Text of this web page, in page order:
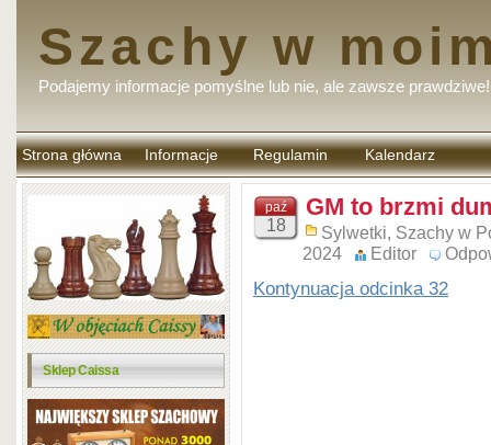
Szachy w
Podajemy informacje pomyślne lub nie, ale zawsze prawdziwe!
Strona główna Informacje Regulamin
komentarzy
Kalendarz
Sklep Caissa
paź
18
GM to brzmi
Sylwetki, Szachy w
2024
Editor
Kontynuacja odcinka 32